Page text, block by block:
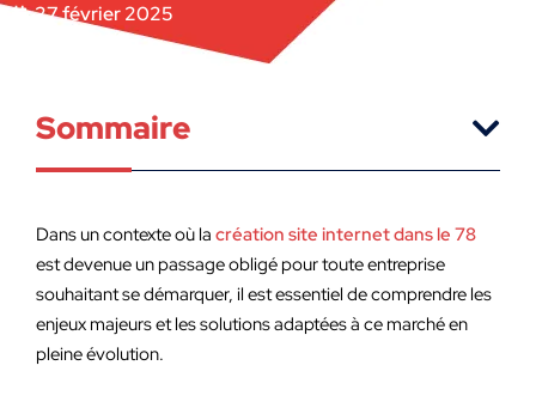
27 février 2025
Sommaire
Dans un contexte où la création site internet dans le 78
est devenue un passage obligé pour toute entreprise
souhaitant se démarquer, il est essentiel de comprendre les
enjeux majeurs et les solutions adaptées à ce marché en
pleine évolution.